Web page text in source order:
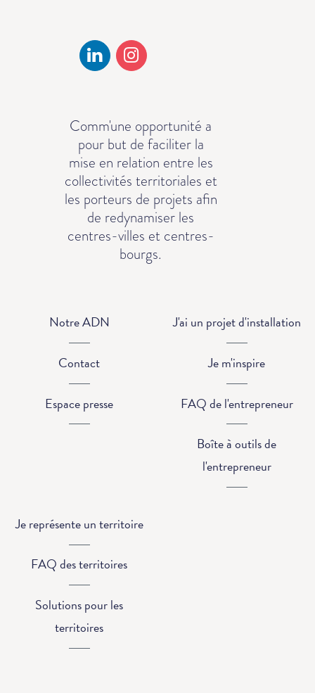
Comm'une opportunité a
pour but de faciliter la
mise en relation entre les
collectivités territoriales et
les porteurs de projets afin
de redynamiser les
centres-villes et centres-
bourgs.
Notre ADN
Contact
Espace presse
J'ai un projet d'installation
Je m'inspire
FAQ de l'entrepreneur
Boîte à outils de
l'entrepreneur
Je représente un territoire
FAQ des territoires
Solutions pour les
territoires